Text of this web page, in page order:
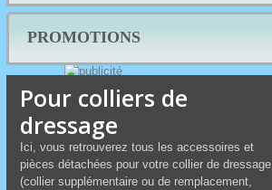
PROMOTIONS
Pour colliers de
dressage
Ici, vous retrouverez tous les accessoires et
pièces détachées pour votre collier de dressage
(collier supplémentaire ou de remplacement,